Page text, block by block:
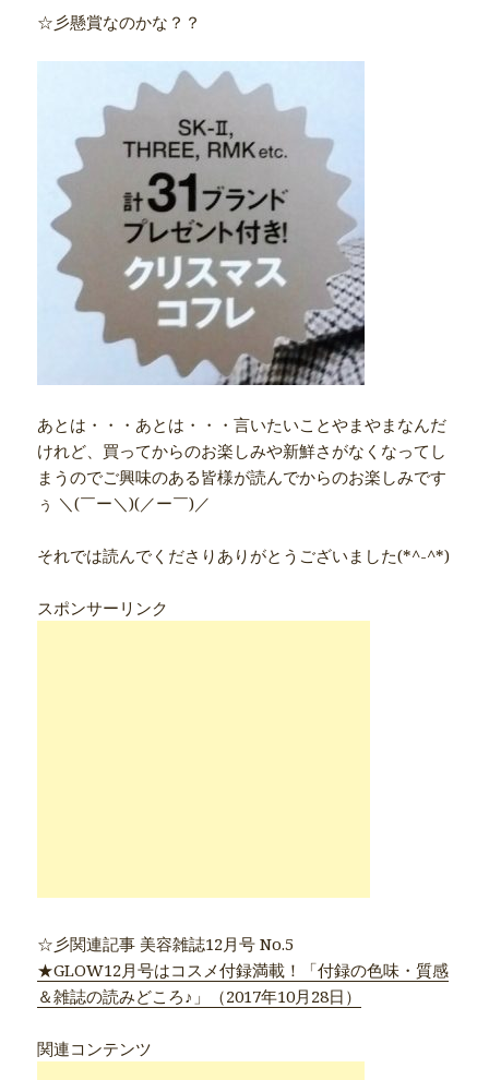
☆彡懸賞なのかな？？
あとは・・・あとは・・・言いたいことやまやまなんだ
けれど、買ってからのお楽しみや新鮮さがなくなってし
まうのでご興味のある皆様が読んでからのお楽しみです
ぅ ＼(￣ー＼)(／ー￣)／
それでは読んでくださりありがとうございました(*^-^*)
スポンサーリンク
☆彡関連記事 美容雑誌12月号 No.5
★GLOW12月号はコスメ付録満載！「付録の色味・質感
＆雑誌の読みどころ♪」（2017年10月28日）
関連コンテンツ